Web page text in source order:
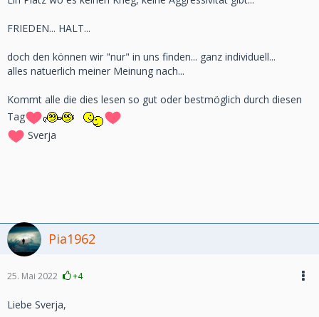
FRIEDEN... HALT...
doch den können wir "nur" in uns finden... ganz individuell...
alles natuerlich meiner Meinung nach...
Kommt alle die dies lesen so gut oder bestmöglich durch diesen
Tag
Sverja
Pia1962
25. Mai 2022 +4
Liebe Sverja,